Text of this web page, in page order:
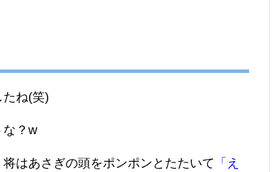
たね(笑)
な？w
はあさぎの頭をポンポンとたたいて 「え